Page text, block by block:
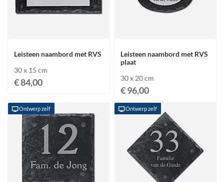
Leisteen naambord met RVS
30 x 15 cm
€ 84,00
Leisteen naambord met RVS
plaat
30 x 20 cm
€ 96,00
Ontwerp zelf Ontwerp zelf